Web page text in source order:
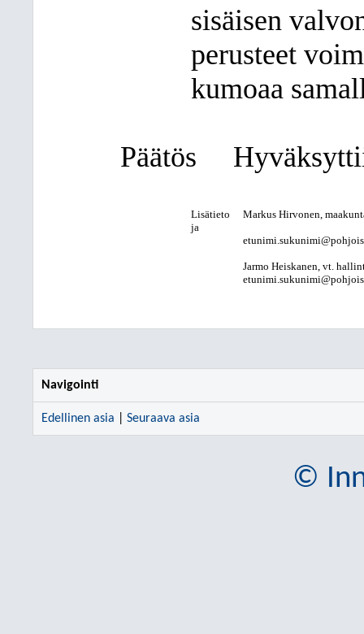
sisäisen
perusteet
kumoaa
Päätös
Lisätieto
ja
Markus Hirvonen,
Jarmo Heiskanen, vt.
Navigointi
Edellinen asia Seuraava asia
©